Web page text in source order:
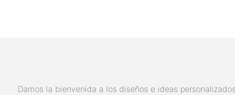
Damos la bienvenida a los diseños e ideas